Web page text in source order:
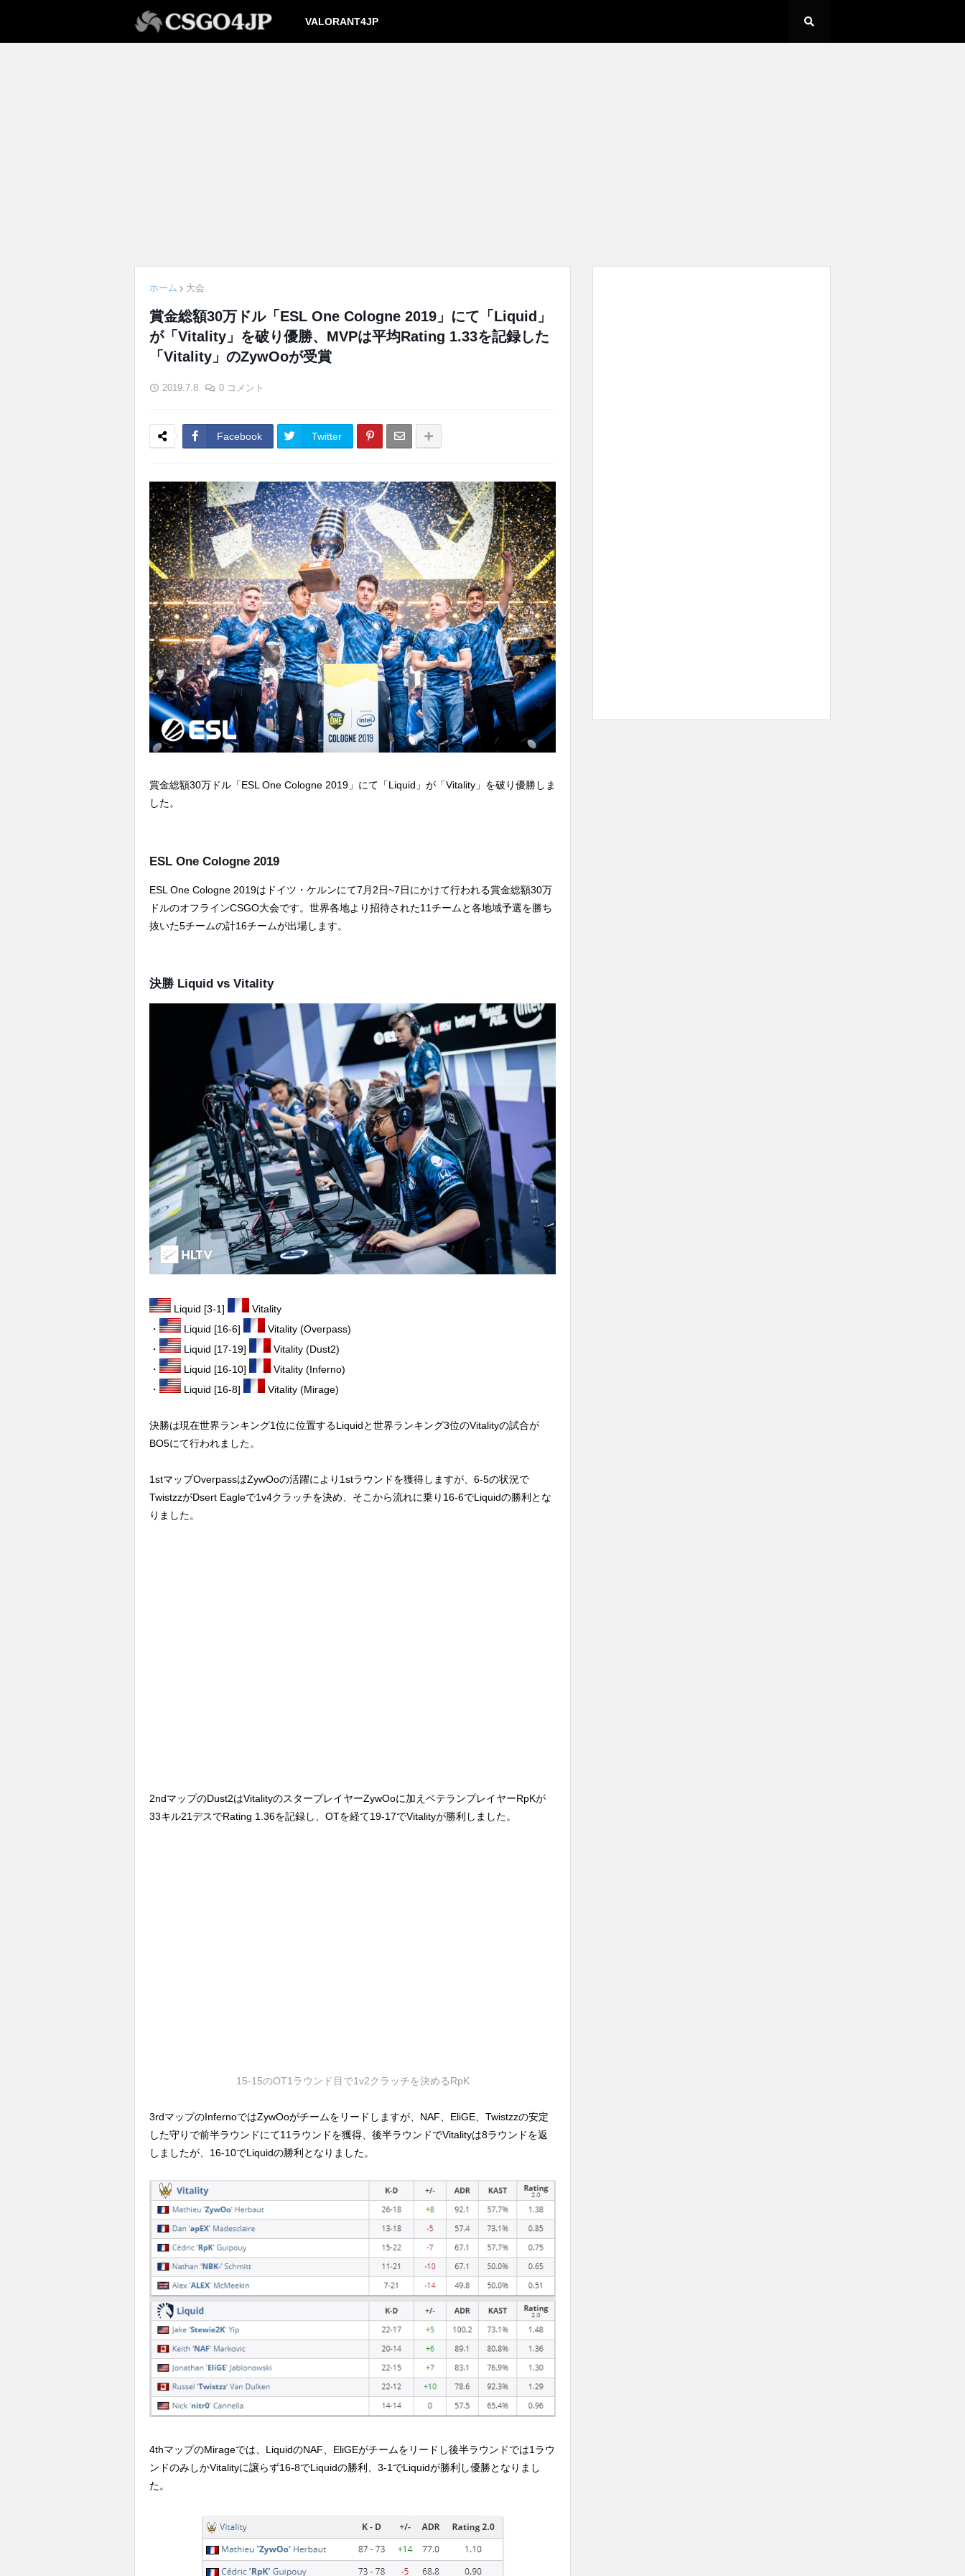
VALORANT4JP
ホーム 大会
賞金総額30万ドル「ESL One Cologne 2019」にて「Liquid」
が「Vitality」を破り優勝、MVPは平均Rating 1.33を記録した
「Vitality」のZywOoが受賞
2019.7.8 0 コメント
Facebook Twitter
賞金総額30万ドル「ESL One Cologne 2019」にて「Liquid」が「Vitality」を破り優勝しま
した。
ESL One Cologne 2019
ESL One Cologne 2019はドイツ・ケルンにて7月2日~7日にかけて行われる賞金総額30万
ドルのオフラインCSGO大会です。世界各地より招待された11チームと各地域予選を勝ち
抜いた5チームの計16チームが出場します。
決勝 Liquid vs Vitality
Liquid [3-1]
Vitality
・
Liquid [16-6]
Vitality (Overpass)
・
Liquid [17-19]
Vitality (Dust2)
・
Liquid [16-10]
Vitality (Inferno)
・
Liquid [16-8] Vitality (Mirage)
決勝は現在世界ランキング1位に位置するLiquidと世界ランキング3位のVitalityの試合が
BO5にて行われました。
1stマップOverpassはZywOoの活躍により1stラウンドを獲得しますが、6-5の状況で
TwistzzがDsert Eagleで1v4クラッチを決め、そこから流れに乗り16-6でLiquidの勝利とな
りました。
2ndマップのDust2はVitalityのスタープレイヤーZywOoに加えベテランプレイヤーRpKが
33キル21デスでRating 1.36を記録し、OTを経て19-17でVitalityが勝利しました。
15-15のOT1ラウンド目で1v2クラッチを決めるRpK
3rdマップのInfernoではZywOoがチームをリードしますが、NAF、EliGE、Twistzzの安定
した守りで前半ラウンドにて11ラウンドを獲得、後半ラウンドでVitalityは8ラウンドを返
しましたが、16-10でLiquidの勝利となりました。
4thマップのMirageでは、LiquidのNAF、EliGEがチームをリードし後半ラウンドでは1ラウ
ンドのみしかVitalityに譲らず16-8でLiquidの勝利、3-1でLiquidが勝利し優勝となりまし
た。